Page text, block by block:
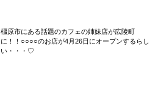
橿原市にある話題のカフェの姉妹店が広陵町
に！！○○○○のお店が4月26日にオープンするらし
い・・・♡